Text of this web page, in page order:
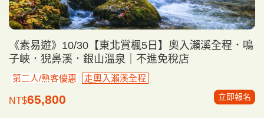
《素易遊》10/30【東北賞楓5日】奧入瀨溪全程．鳴
子峽．猊鼻溪．銀山溫泉｜不進免稅店
第二人/熟客優惠 走奧入瀨溪全程
NT$65,800 立即報名